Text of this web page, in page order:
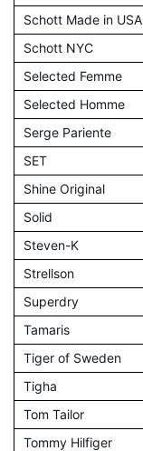
Schott Made in USA
Schott NYC
Selected Femme
Selected Homme
Serge Pariente
SET
Shine Original
Solid
Steven-K
Strellson
Superdry
Tamaris
Tiger of Sweden
Tigha
Tom Tailor
Tommy Hilfiger